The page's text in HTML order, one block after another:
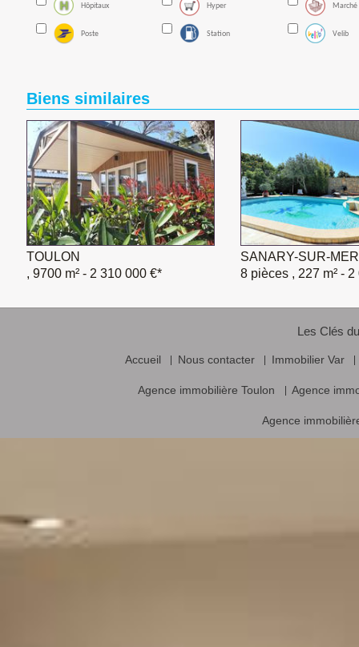
Hôpitaux Hyper Marché
Poste Station Velib
Biens similaires
TOULON
, 9700 m² - 2 310 000 €*
SANARY-SUR-MER
8 pièces , 227 m² - 2
Les Clés
Accueil Nous contacter Immobilier Var
Agence immobilière Toulon Agence
Agence